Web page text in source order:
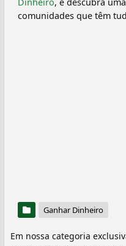
comunidades que têm
Ganhar Dinheiro
Em nossa categoria